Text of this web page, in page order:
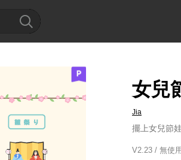
女兒
Jia
擺上女兒節
V2.23 / 無使